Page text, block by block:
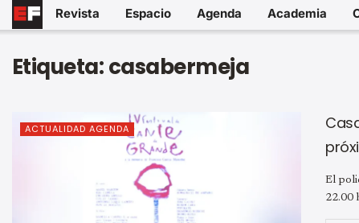
Revista Espacio Agenda Academia
Etiqueta:casabermeja
ACTUALIDAD AGENDA
El
22.00